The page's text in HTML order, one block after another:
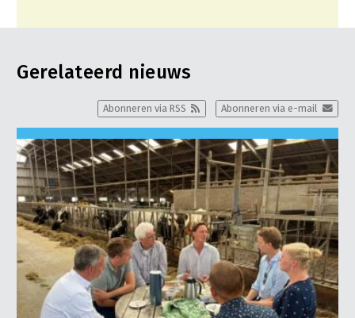
Gerelateerd nieuws
Abonneren via e-mail
Abonneren via RSS